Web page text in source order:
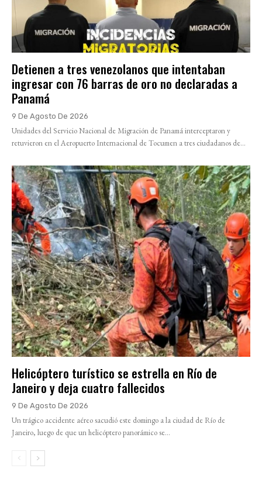
Detienen a tres venezolanos que intentaban
ingresar con 76 barras de oro no declaradas a
Panamá
9 De Agosto De 2026
Unidades del Servicio Nacional de Migración de Panamá interceptaron y
retuvieron en el Aeropuerto Internacional de Tocumen a tres ciudadanos de...
Helicóptero turístico se estrella en Río de
Janeiro y deja cuatro fallecidos
9 De Agosto De 2026
Un trágico accidente aéreo sacudió este domingo a la ciudad de Río de
Janeiro, luego de que un helicóptero panorámico se...